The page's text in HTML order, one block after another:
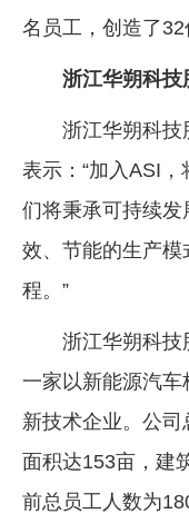
名员工，创造了32
浙江华朔科技
浙江华朔科技
表示：“加入ASI
们将秉承可持续
效、节能的生产
程。”
浙江华朔科技
一家以新能源汽
新技术企业。公
面积达153亩，建
前总员工人数为